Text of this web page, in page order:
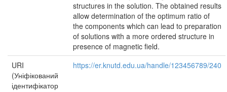
structures in the solution. The obtained results
allow determination of the optimum ratio of
the components which can lead to preparation
of solutions with a more ordered structure in
presence of magnetic field.
URI
(Уніфікований
ідентифікатор
https://er.knutd.edu.ua/handle/123456789/240